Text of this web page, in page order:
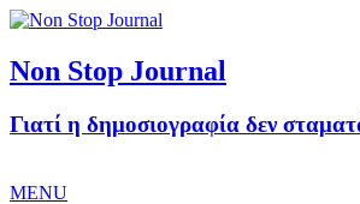
Non Stop Journal
Γιατί η δημοσιογραφία δεν
MENU